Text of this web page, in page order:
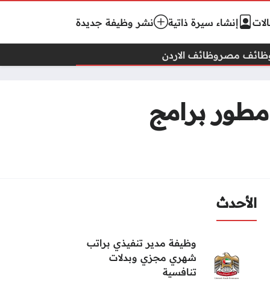
إنشاء سيرة ذاتية نشر وظيفة جديدة
مصروظائف الاردن
برامج
الأحدث
وظيفة مدير تنفيذي براتب
شهري مجزي وبدلات
تنافسية